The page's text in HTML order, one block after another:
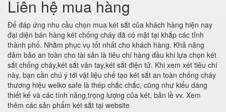
Liên hệ mua hàng
Để đáp ứng nhu cầu chọn mua két sắt của khách hàng hiện nay
đại diện bán hàng két chống cháy đã có mặt tại khắp các tỉnh
thành phố. Nhằm phục vụ tốt nhất cho khách hàng. Khả năng
đảm bảo an toàn cho tài sản là tiêu chí hàng đầu khi lựa chọn két
sắt chống cháy,két sắt vân tay,két sắt điện tử. Khi xem xét tiêu chí
này, bạn cần chú ý tới vật liệu chế tạo két sắt an toàn chống cháy
thương hiệu welko safe là thép chắc chắc, cũng như kiểu dáng
thiết kế và các tính năng,trọng lượng của két, bản lề vv. Xem
thêm các sản phẩm két sắt tại website